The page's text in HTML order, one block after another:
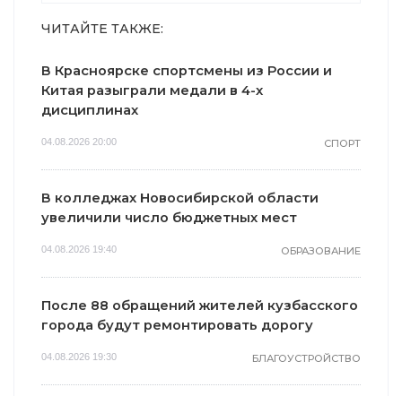
ЧИТАЙТЕ ТАКЖЕ:
В Красноярске спортсмены из России и
Китая разыграли медали в 4-х
дисциплинах
04.08.2026 20:00 СПОРТ
В колледжах Новосибирской области
увеличили число бюджетных мест
04.08.2026 19:40 ОБРАЗОВАНИЕ
После 88 обращений жителей кузбасского
города будут ремонтировать дорогу
04.08.2026 19:30 БЛАГОУСТРОЙСТВО